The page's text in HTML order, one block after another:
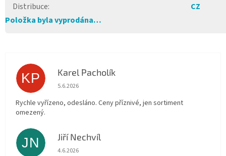
Distribuce:
CZ
Položka byla vyprodána…
KP Karel Pacholík
Hodnocení obchodu je 4 z 5 hvězdiček.
5.6.2026
Rychle vyřízeno, odesláno. Ceny příznivé, jen sortiment
omezený.
JN Jiří Nechvíl
Hodnocení obchodu je 5 z 5 hvězdiček.
4.6.2026